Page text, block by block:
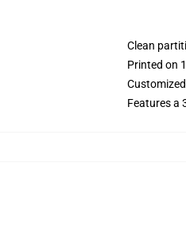
Clean
Printed on
Features a